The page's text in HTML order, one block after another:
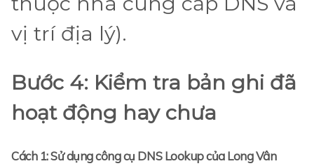
vị trí địa lý).
Bước 4: Kiểm tra bản ghi đã
hoạt động hay chưa
Cách 1: Sử dụng công cụ DNS Lookup của Long Vân